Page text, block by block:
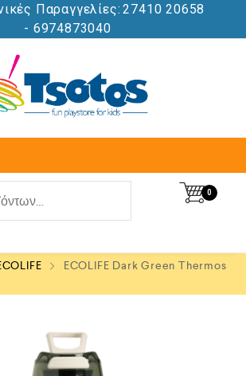
Παραγγελίες: 27410 20658
- 6974873040
0
ECOLIFE Dark Green Thermos